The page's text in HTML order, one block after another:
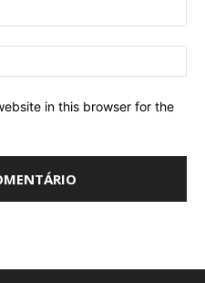
in this browser for the